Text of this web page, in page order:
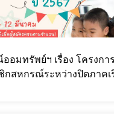
อมทรัพย์ฯ เรื่อง โครงก
กสหกรณ์ระหว่างปิดภาค